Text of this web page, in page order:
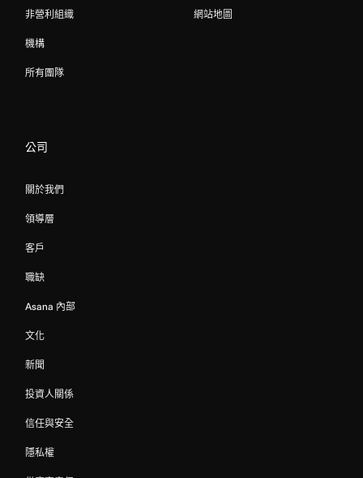
非營利組織
機構
所有團隊
網站地圖
公司
關於我們
領導層
客戶
職缺
Asana 內部
文化
新聞
投資人關係
信任與安全
隱私權